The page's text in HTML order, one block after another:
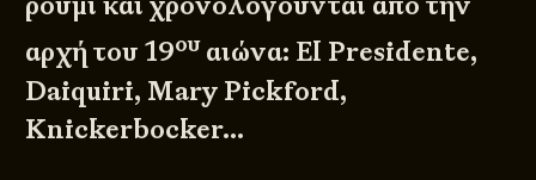
αρχή του 19ουαιώνα: El Presidente,
Daiquiri, Mary Pickford,
Knickerbocker…